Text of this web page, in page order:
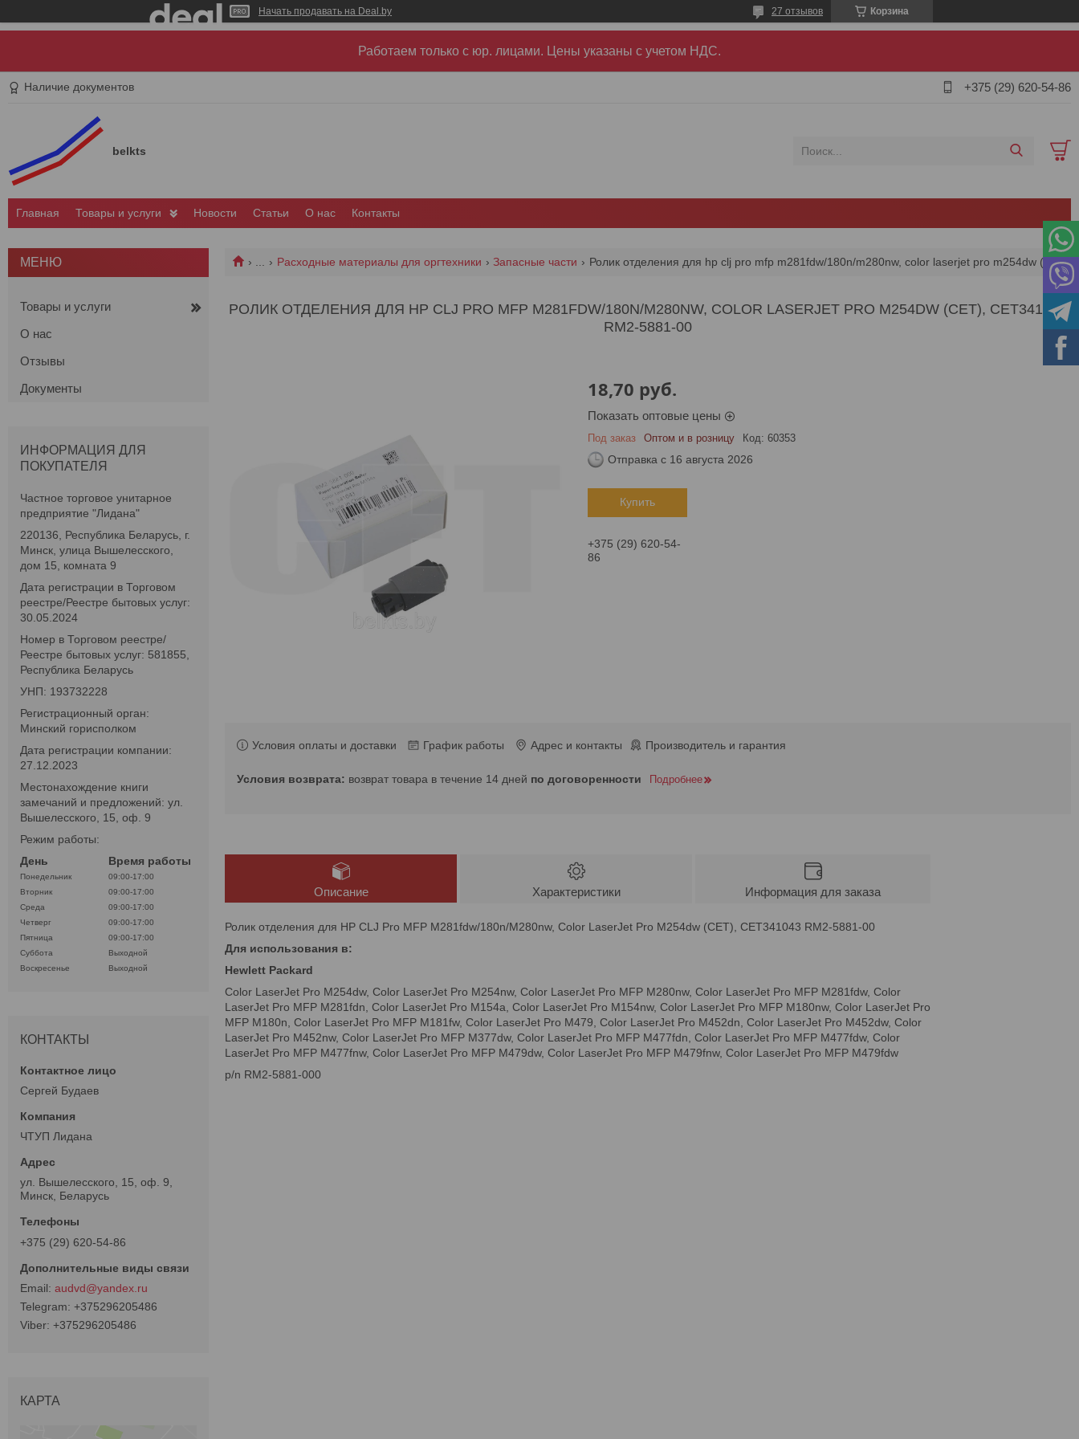
Начать продавать на Deal.by Корзина
27 отзывов
Работаем только с юр. лицами. Цены указаны c учетом НДС.
Наличие документов +375 (29) 620-54-86
belkts
Главная Товары и услуги Новости Статьи О нас Контакты
Расходные материалы для оргтехники Запасные части Ролик отделения для hp clj pro mfp m281fdw/180n/m280nw, color laserjet pro m254dw (cet), cet341043 rm2-5881-00
РОЛИК ОТДЕЛЕНИЯ ДЛЯ HP CLJ PRO MFP M281FDW/180N/M280NW, COLOR LASERJET PRO M254DW (CET), CET341043
RM2-5881-00
18,70 руб.
Показать оптовые цены
Под заказ Оптом и в розницу Код: 60353
Отправка с 16 августа 2026
Купить
+375 (29) 620-54-
86
Условия оплаты и доставки График работы Адрес и контакты Производитель и гарантия
возврат товара в течение 14 дней по договоренности Подробнее
Описание Характеристики Информация для заказа
Ролик отделения для HP CLJ Pro MFP M281fdw/180n/M280nw, Color LaserJet Pro M254dw (CET), CET341043 RM2-5881-00
Для использования в:
Hewlett Packard
Color LaserJet Pro M254dw, Color LaserJet Pro M254nw, Color LaserJet Pro MFP M280nw, Color LaserJet Pro MFP M281fdw, Color
LaserJet Pro MFP M281fdn, Color LaserJet Pro M154a, Color LaserJet Pro M154nw, Color LaserJet Pro MFP M180nw, Color LaserJet Pro
MFP M180n, Color LaserJet Pro MFP M181fw, Color LaserJet Pro M479, Color LaserJet Pro M452dn, Color LaserJet Pro M452dw, Color
LaserJet Pro M452nw, Color LaserJet Pro MFP M377dw, Color LaserJet Pro MFP M477fdn, Color LaserJet Pro MFP M477fdw, Color
LaserJet Pro MFP M477fnw, Color LaserJet Pro MFP M479dw, Color LaserJet Pro MFP M479fnw, Color LaserJet Pro MFP M479fdw
p/n RM2-5881-000
Товары и услуги
О нас
Отзывы
Документы
ИНФОРМАЦИЯ ДЛЯ
ПОКУПАТЕЛЯ
Частное торговое унитарное
предприятие "Лидана"
220136, Республика Беларусь, г.
Минск, улица Вышелесского,
дом 15, комната 9
Дата регистрации в Торговом
реестре/Реестре бытовых услуг:
30.05.2024
Номер в Торговом реестре/
Реестре бытовых услуг: 581855,
Республика Беларусь
УНП: 193732228
Регистрационный орган:
Минский горисполком
Дата регистрации компании:
27.12.2023
Местонахождение книги
замечаний и предложений: ул.
Вышелесского, 15, оф. 9
Режим работы:
День
Время работы
Понедельник
09:00-17:00
Вторник
09:00-17:00
Среда
09:00-17:00
Четверг
09:00-17:00
Пятница
09:00-17:00
Суббота
Выходной
Воскресенье
Выходной
КОНТАКТЫ
Сергей Будаев
ЧТУП Лидана
ул. Вышелесского, 15, оф. 9,
Минск, Беларусь
+375 (29) 620-54-86
audvd@yandex.ru
+375296205486
+375296205486
КАРТА